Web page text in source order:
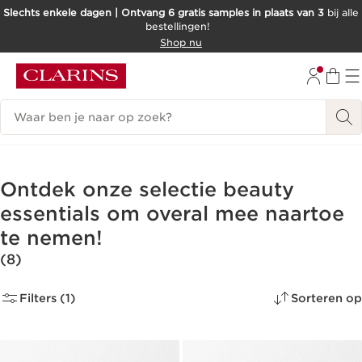
DOORGAAN NAAR INHOUD
Slechts enkele dagen | Ontvang 6 gratis samples in plaats van 3 bij alle
bestellingen!
Shop nu
Zoekgeschiedenis
Ontdek onze selectie beauty
essentials om overal mee naartoe
te nemen!
(8)
Filters (1) Sorteren op